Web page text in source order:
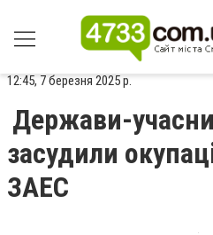
12:45, 7 березня 2025 р.
Держави-
засудили
ЗАЕС